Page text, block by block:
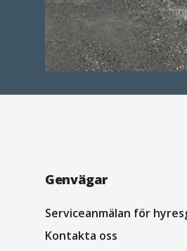
sidfot
Genvägar
Serviceanmälan för
Kontakta oss